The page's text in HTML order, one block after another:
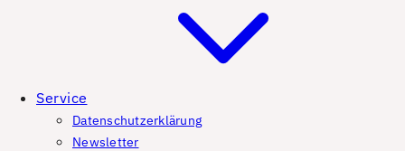
Service
Datenschutzerklärung
Newsletter